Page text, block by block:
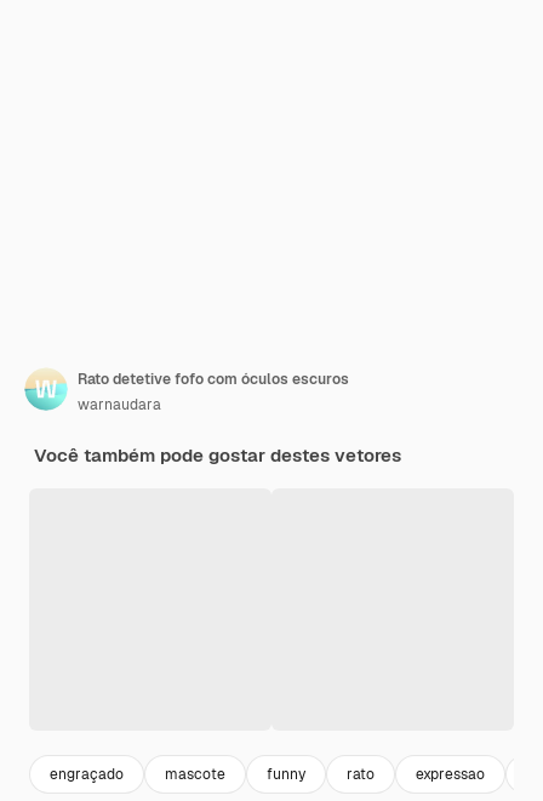
Rato detetive fofo com óculos escuros
warnaudara
Você também pode gostar destes vetores
engraçado mascote funny rato expressao